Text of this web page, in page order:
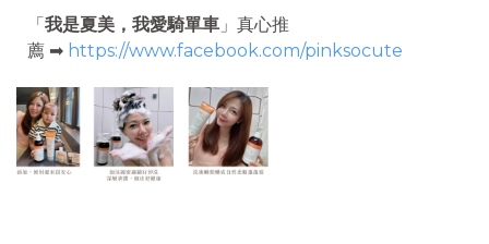
「我是夏美，我愛騎單車 」真心推
薦 ➡︎ https://www.facebook.com/pinksocute